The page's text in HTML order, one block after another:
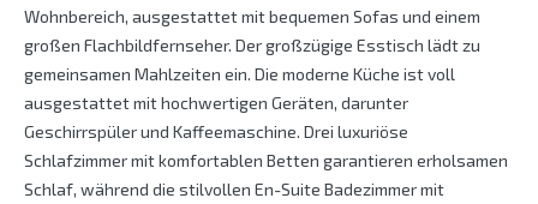
Wohnbereich, ausgestattet mit bequemen Sofas und einem
großen Flachbildfernseher. Der großzügige Esstisch lädt zu
gemeinsamen Mahlzeiten ein. Die moderne Küche ist voll
ausgestattet mit hochwertigen Geräten, darunter
Geschirrspüler und Kaffeemaschine. Drei luxuriöse
Schlafzimmer mit komfortablen Betten garantieren erholsamen
Schlaf, während die stilvollen En-Suite Badezimmer mit